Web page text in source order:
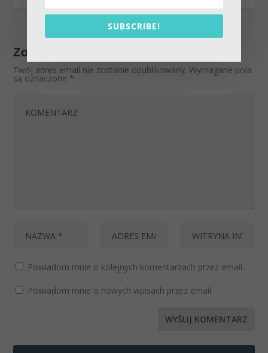
Zostaw odpowiedź
Twój adres email nie zostanie opublikowany. Wymagane pola
są oznaczone *
Powiadom mnie o kolejnych komentarzach przez email.
Powiadom mnie o nowych wpisach przez email.
SUBSCRIBE!